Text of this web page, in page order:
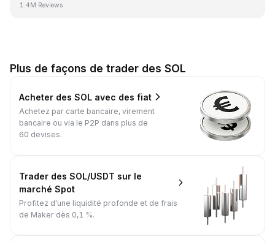
1.4M Reviews
Plus de façons de trader des SOL
Acheter des SOL avec des fiat
Achetez par carte bancaire, virement
bancaire ou via le P2P dans plus de
60 devises.
Trader des SOL/USDT sur le
marché Spot
Profitez d'une liquidité profonde et de frais
de Maker dès 0,1 %.